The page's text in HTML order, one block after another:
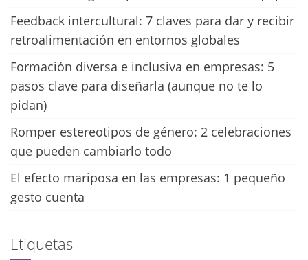
Feedback intercultural: 7 claves para dar y recibir
retroalimentación en entornos globales
Formación diversa e inclusiva en empresas: 5
pasos clave para diseñarla (aunque no te lo
pidan)
Romper estereotipos de género: 2 celebraciones
que pueden cambiarlo todo
El efecto mariposa en las empresas: 1 pequeño
gesto cuenta
Etiquetas